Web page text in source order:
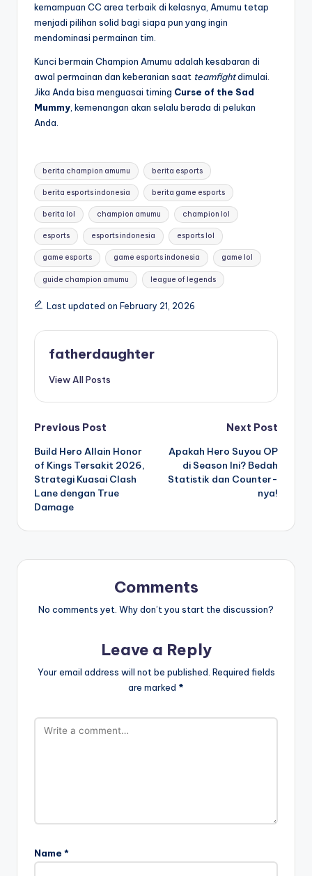
kemampuan CC area terbaik di kelasnya, Amumu tetap
menjadi pilihan solid bagi siapa pun yang ingin
mendominasi permainan tim.
Kunci bermain Champion Amumu adalah kesabaran di
awal permainan dan keberanian saat teamfightdimulai.
Jika Anda bisa menguasai timing Curse of the Sad
Mummy , kemenangan akan selalu berada di pelukan
Anda.
Tags:
berita champion amumu berita esports
berita esports indonesia berita game esports
berita lol champion amumu champion lol
esports esports indonesia esports lol
game esports game esports indonesia game lol
guide champion amumu league of legends
Last updated on February 21, 2026
fatherdaughter
View All Posts
Post
navigation
Previous Post
Build Hero Allain Honor
of Kings Tersakit 2026,
Strategi Kuasai Clash
Lane dengan True
Damage
Next Post
Apakah Hero Suyou OP
di Season Ini? Bedah
Statistik dan Counter-
nya!
Comments
No comments yet. Why don’t you start the discussion?
Leave a Reply
Your email address will not be published. Required fields
are marked *
Name *